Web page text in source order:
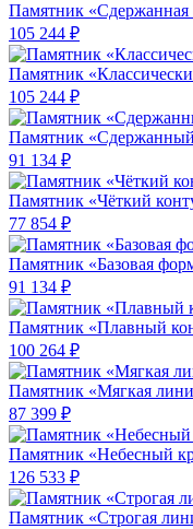
Памятник «Сдержанная
105 244 ₽
Памятник
105 244 ₽
Памятник «Сдержанный
91 134 ₽
Памятник «Чёткий
77 854 ₽
Памятник «Базовая
91 134 ₽
Памятник «Плавный
100 264 ₽
Памятник «Мягкая
87 399 ₽
Памятник «Небесный
126 533 ₽
Памятник «Строгая